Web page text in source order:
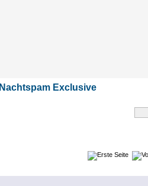
Nachtspam Exclusive